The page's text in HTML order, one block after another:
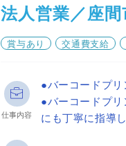
法人営業／座
賞与あり 交通費支給
仕事内容
●バーコードプ
●バーコードプ
にも丁寧に指導